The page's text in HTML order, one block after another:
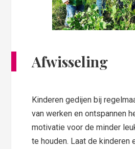
Afwisseling
Kinderen gedijen bij
van werken en ontspannen
motivatie voor de minder
te houden. Laat de kinderen